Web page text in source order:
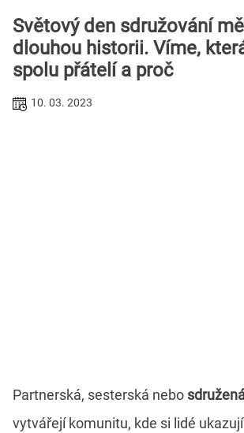
Světový den sdružování
dlouhou historii. Víme,
spolu přátelí a proč
10. 03. 2023
Partnerská, sesterská nebo
vytvářejí komunitu, kde si lidé